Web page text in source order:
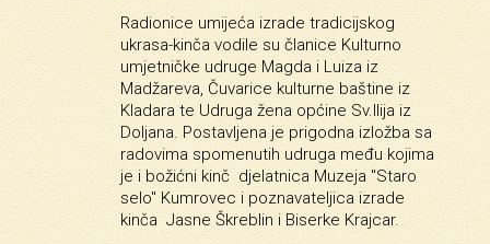
Radionice umijeća izrade tradicijskog
ukrasa-kinča vodile su članice Kulturno
umjetničke udruge Magda i Luiza iz
Madžareva, Čuvarice kulturne baštine iz
Kladara te Udruga žena općine Sv.Ilija iz
Doljana. Postavljena je prigodna izložba sa
radovima spomenutih udruga među kojima
je i božićni kinč djelatnica Muzeja "Staro
selo" Kumrovec i poznavateljica izrade
kinča Jasne Škreblin i Biserke Krajcar.